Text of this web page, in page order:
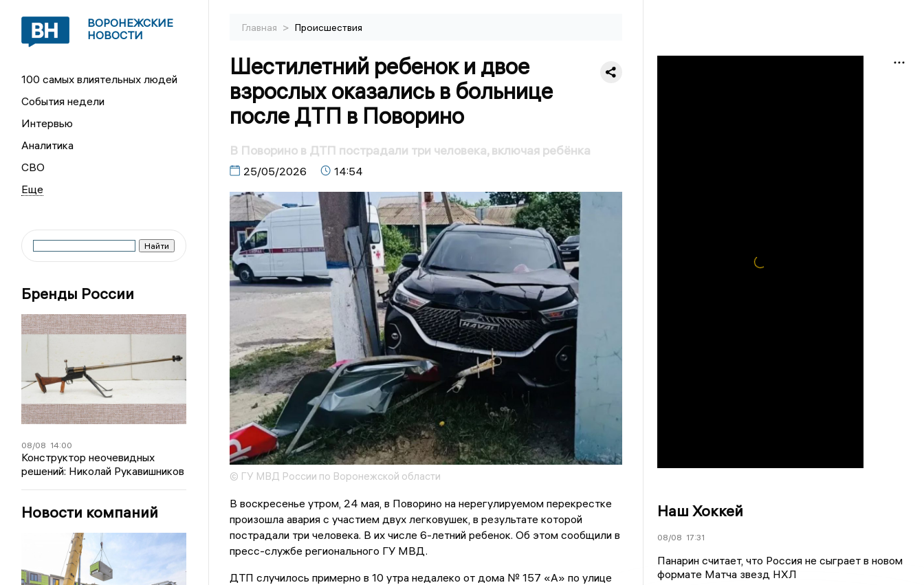
ВОРОНЕЖСКИЕ
НОВОСТИ
100 самых влиятельных людей
События недели
Интервью
Аналитика
СВО
Бренды России
08/08 14:00
Конструктор неочевидных
решений: Николай Рукавишников
Новости компаний
Главная > Происшествия
Шестилетний ребенок и двое
взрослых оказались в больнице
после ДТП в Поворино
В Поворино в ДТП пострадали три человека, включая ребёнка
25/05/2026 14:54
© ГУ МВД России по Воронежской области
В воскресенье утром, 24 мая, в Поворино на нерегулируемом перекрестке
произошла авария с участием двух легковушек, в результате которой
пострадали три человека. В их числе 6-летний ребенок. Об этом сообщили в
пресс-службе регионального ГУ МВД.
ДТП случилось примерно в 10 утра недалеко от дома № 157 «А» по улице
Наш Хоккей
08/08 17:31
Панарин считает, что Россия не сыграет в новом
формате Матча звезд НХЛ